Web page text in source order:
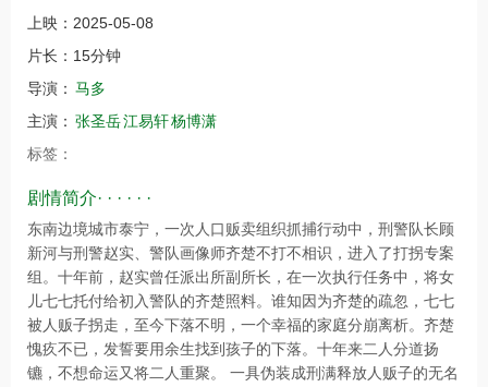
上映： 2025-05-08
片长： 15分钟
导演： 马多
主演： 张圣岳江易轩杨博潇
标签：
剧情简介· · · · · ·
东南边境城市泰宁，一次人口贩卖组织抓捕行动中，刑警队长顾
新河与刑警赵实、警队画像师齐楚不打不相识，进入了打拐专案
组。十年前，赵实曾任派出所副所长，在一次执行任务中，将女
儿七七托付给初入警队的齐楚照料。谁知因为齐楚的疏忽，七七
被人贩子拐走，至今下落不明，一个幸福的家庭分崩离析。齐楚
愧疚不已，发誓要用余生找到孩子的下落。十年来二人分道扬
镳，不想命运又将二人重聚。 一具伪装成刑满释放人贩子的无名